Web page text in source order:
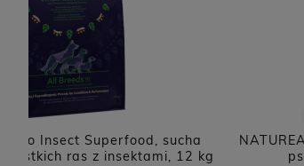
NATUREA Naturals Agnus karma dla
psów dorosłych, Jagnięcina 12